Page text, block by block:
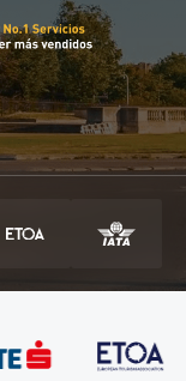
dropdown